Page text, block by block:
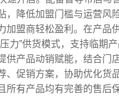
，降低加盟门槛与运营风
加盟商轻松盈利。在产品
力”供货模式，支持临期
供产品动销赋能，结合门
、促销方案，协助优化货
所有产品均有完善的售后保